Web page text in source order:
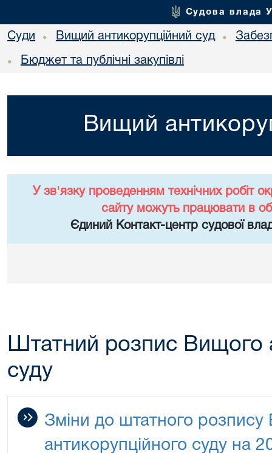
Судова влада
Суди • Вищий антикорупційний суд •
• Бюджет та публічні закупівлі
Вищий
У зв'язку проведенням технічних робіт
сайту можуть працювати в
Єдиний Контакт-центр судової
Штатний розпис Вищого
суду
Зміни до штатного
антикорупційного суду на